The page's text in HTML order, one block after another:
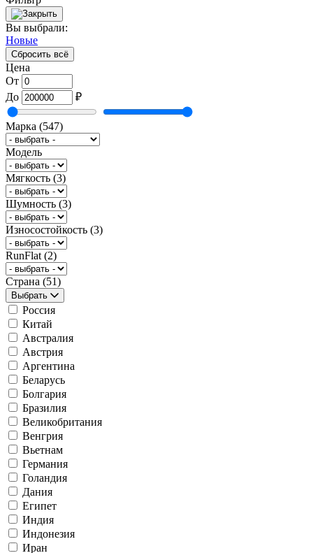
Вы выбрали:
Новые
Сбросить всё
Цена
От
До
₽
Марка (547)
Модель
Мягкость (3)
Шумность (3)
Износостойкость (3)
RunFlat (2)
Страна (51)
Выбрать
Россия
Китай
Австралия
Австрия
Аргентина
Беларусь
Болгария
Бразилия
Великобритания
Венгрия
Вьетнам
Германия
Голандия
Дания
Египет
Индия
Индонезия
Иран